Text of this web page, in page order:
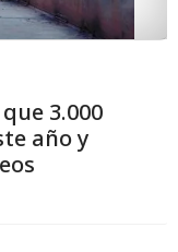
3.000
año y